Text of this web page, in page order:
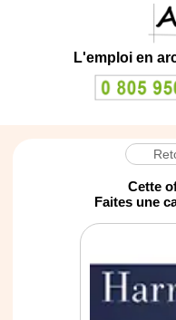
L'emploi en
Cette
Faites une